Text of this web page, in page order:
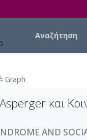
Αναζήτηση
Graph
και
AND